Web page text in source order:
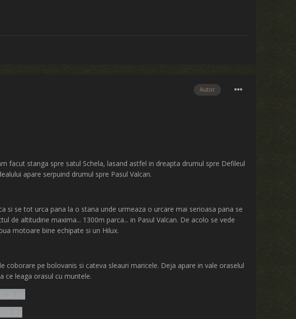
Autor
facut stanga spre satul Schela, lasand astfel in dreapta drumul spre Defileul
apare serpuind drumul spre Pasul Valcan.
si se tot urca pana la o stana unde urmeaza o urcare mai serioasa pana se
de altitudine maxima... 1300m parca... in Pasul Valcan. De acolo se vede
motoare bine echipate si un Hilux.
pe bolovanis si cateva sleauri maricele. Deja apare in vale oraselul
ce leaga orasul cu muntele.